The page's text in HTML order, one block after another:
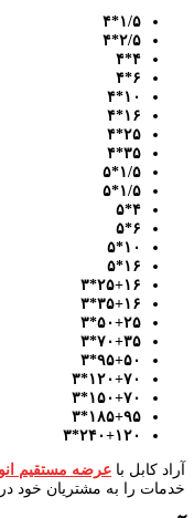
۱/۵
*۴
۲/۵
*۴
۴*۴
۶*۴
۱۰*۴
۱۶*۴
۲۵*۴
۳۵*۴
۱/۵
*۵
۱/۵
*۵
۴*۵
۶*۵
۱۰*۵
۱۶*۵
۲۵+۱۶*۳
۳۵+۱۶*۳
۵۰+۲۵*۳
۷۰+۳۵*۳
۹۵+۵۰*۳
۱۲۰+۷۰*۳
۱۵۰+۷۰*۳
۱۸۵+۹۵*۳
۲۴۰+۱۲۰*۳
آراد کابل با عرضه مستقیم
خدمات را به مشتریان خود